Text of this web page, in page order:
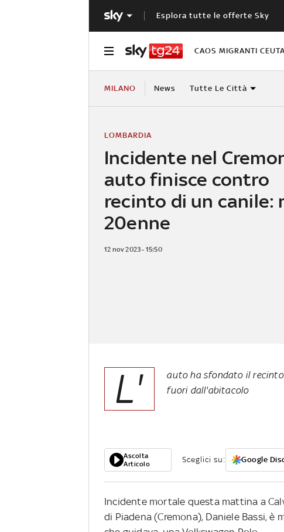
Esplora tutte le offerte Sky
CAOS MIGRANTI CEUTA
MILANO News Tutte Le Città
Incidente nel
auto finisce contro
recinto di un canile:
20enne
LOMBARDIA
12 nov 2023 - 15:50
L'
auto ha sfondato il
fuori dall'abitacolo
Ascolta
Articolo
Sceglici su: Google
Incidente mortale questa mattina a
di Piadena (Cremona), Daniele Bassi,